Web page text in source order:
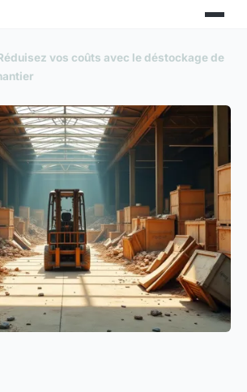
vos coûts avec le déstockage de